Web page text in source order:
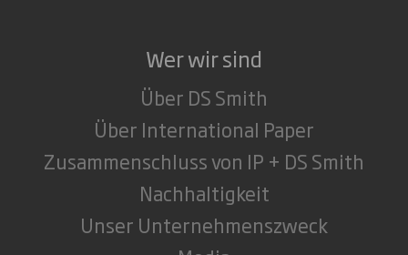
Wer wir sind
Über DS Smith
Über International Paper
Zusammenschluss von IP + DS Smith
Nachhaltigkeit
Unser Unternehmenszweck